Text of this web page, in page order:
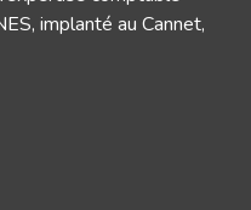
implanté au Cannet,